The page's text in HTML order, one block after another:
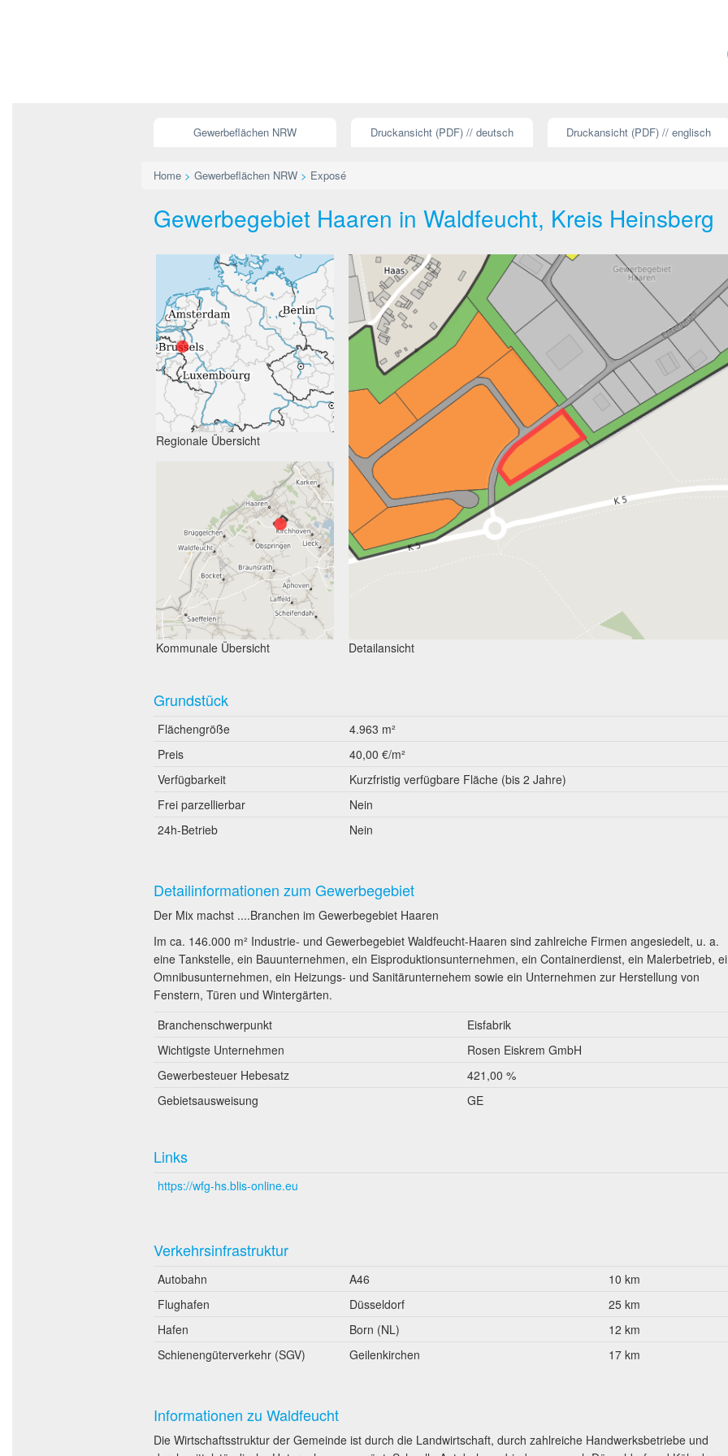
Gewerbeflächen NRW Druckansicht (PDF) // deutsch Druckansicht (PDF) // englisch
Home > Gewerbeflächen NRW > Exposé
Gewerbegebiet Haaren in Waldfeucht, Kreis Heinsberg
Regionale Übersicht
Kommunale Übersicht Detailansicht
Grundstück
Flächengröße
4.963 m²
Preis
40,00 €/m²
Verfügbarkeit
Kurzfristig verfügbare Fläche (bis 2 Jahre)
Frei parzellierbar
Nein
24h-Betrieb
Nein
Detailinformationen zum Gewerbegebiet
Der Mix machst ....Branchen im Gewerbegebiet Haaren
Im ca. 146.000 m² Industrie- und Gewerbegebiet Waldfeucht-Haaren sind zahlreiche Firmen angesiedelt, u. a.
eine Tankstelle, ein Bauunternehmen, ein Eisproduktionsunternehmen, ein Containerdienst, ein Malerbetrieb,
Omnibusunternehmen, ein Heizungs- und Sanitärunternehem sowie ein Unternehmen zur Herstellung von
Fenstern, Türen und Wintergärten.
Branchenschwerpunkt
Eisfabrik
Wichtigste Unternehmen
Rosen Eiskrem GmbH
Gewerbesteuer Hebesatz
421,00 %
Gebietsausweisung
GE
Links
https://wfg-hs.blis-online.eu
Verkehrsinfrastruktur
Autobahn A46
10 km
Flughafen
Düsseldorf
25 km
Hafen
Born (NL)
12 km
Schienengüterverkehr (SGV)
Geilenkirchen 17 km
Informationen zu Waldfeucht
Die Wirtschaftsstruktur der Gemeinde ist durch die Landwirtschaft, durch zahlreiche Handwerksbetriebe und